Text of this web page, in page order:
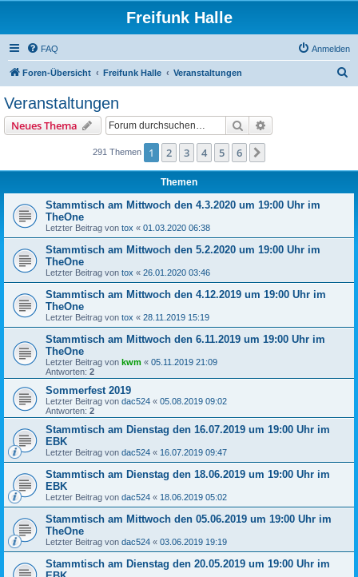
Freifunk Halle
FAQ Anmelden
Foren-Übersicht Freifunk Halle Veranstaltungen
Veranstaltungen
Neues Thema Suche
291 Themen 1 2 3 4 5 6
Themen
Stammtisch am Mittwoch den 4.3.2020 um 19:00 Uhr im
TheOne
Letzter Beitrag von tox « 01.03.2020 06:38
Stammtisch am Mittwoch den 5.2.2020 um 19:00 Uhr im
TheOne
Letzter Beitrag von tox « 26.01.2020 03:46
Stammtisch am Mittwoch den 4.12.2019 um 19:00 Uhr im
TheOne
Letzter Beitrag von tox « 28.11.2019 15:19
Stammtisch am Mittwoch den 6.11.2019 um 19:00 Uhr im
TheOne
Letzter Beitrag von kwm « 05.11.2019 21:09
Antworten: 2
Sommerfest 2019
Letzter Beitrag von dac524 « 05.08.2019 09:02
Antworten: 2
Stammtisch am Dienstag den 16.07.2019 um 19:00 Uhr im
EBK
Letzter Beitrag von dac524 « 16.07.2019 09:47
Stammtisch am Dienstag den 18.06.2019 um 19:00 Uhr im
EBK
Letzter Beitrag von dac524 « 18.06.2019 05:02
Stammtisch am Mittwoch den 05.06.2019 um 19:00 Uhr im
TheOne
Letzter Beitrag von dac524 « 03.06.2019 19:19
Stammtisch am Dienstag den 20.05.2019 um 19:00 Uhr im